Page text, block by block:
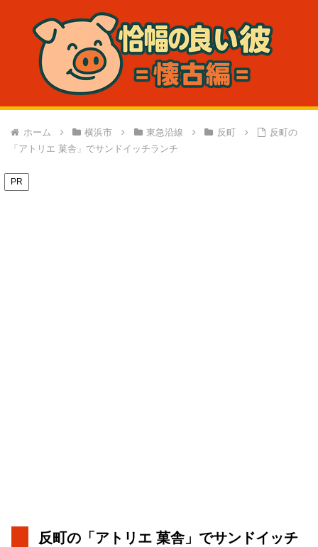
ホーム 横浜市 東急沿線 反町
反町の
「アトリエ 菓舎」でサンドイッチランチ
PR
反町の「アトリエ 菓舎」でサンドイッチ